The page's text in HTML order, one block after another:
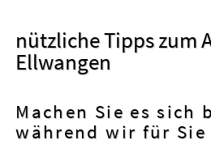
nützliche Tipps zum
Ellwangen
Machen Sie es sich
während wir für